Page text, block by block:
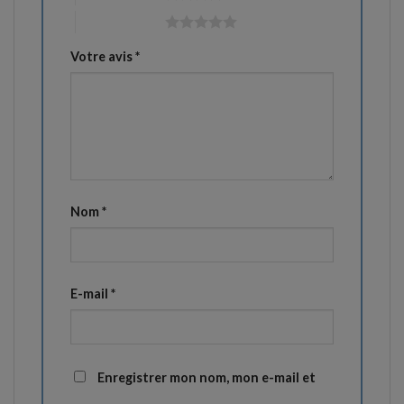
Votre avis*
Nom *
E-mail *
Enregistrer mon nom, mon e-mail et